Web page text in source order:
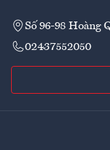
Số 96-98 Hoàng
02437552050